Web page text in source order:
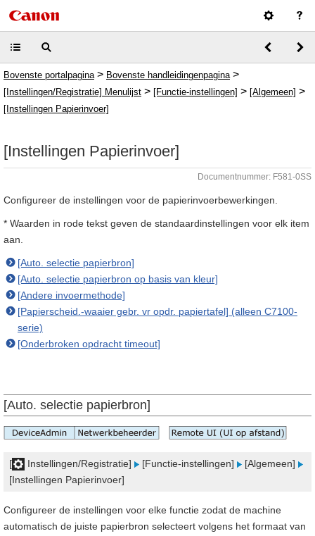
Bovenste portalpagina > Bovenste handleidingenpagina >
[Instellingen/Registratie] Menulijst > [Functie-instellingen] > [Algemeen] >
[Instellingen Papierinvoer]
[Instellingen Papierinvoer]
Documentnummer: F581-0SS
Configureer de instellingen voor de papierinvoerbewerkingen.
* Waarden in rode tekst geven de standaardinstellingen voor elk item
aan.
[Auto. selectie papierbron]
[Auto. selectie papierbron op basis van kleur]
[Andere invoermethode]
[Papierscheid.-waaier gebr. vr opdr. papiertafel] (alleen C7100-
serie)
[Onderbroken opdracht timeout]
[Auto. selectie papierbron]
[ Instellingen/Registratie] [Functie-instellingen]
[Algemeen]
[Instellingen Papierinvoer]
Configureer de instellingen voor elke functie zodat de machine
automatisch de juiste papierbron selecteert volgens het formaat van